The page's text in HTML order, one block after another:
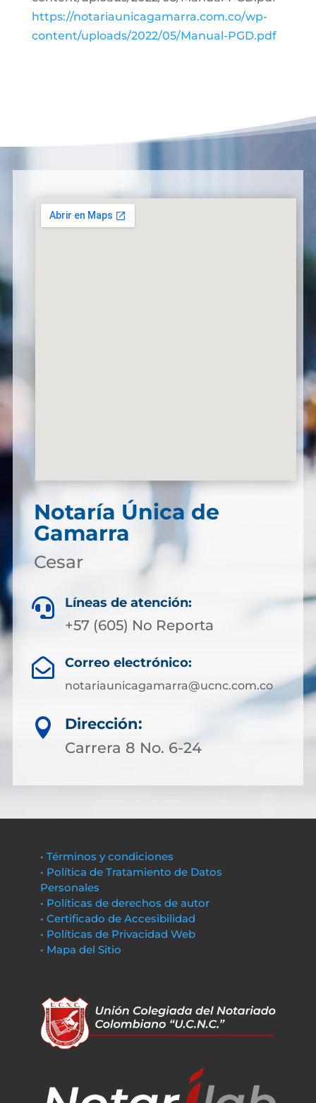
https://notariaunicagamarra.com.co/wp-
content/uploads/2022/05/Manual-PGD.pdf
Notaría Única de
Gamarra
Cesar
 Líneas de atención:
+57 (605) No Reporta
 Correo electrónico:
notariaunicagamarra@ucnc.com.co

Dirección:
Carrera 8 No. 6-24
• Términos y condiciones
• Política de Tratamiento de Datos
Personales
• Políticas de derechos de autor
• Certificado de Accesibilidad
• Políticas de Privacidad Web
• Mapa del Sitio